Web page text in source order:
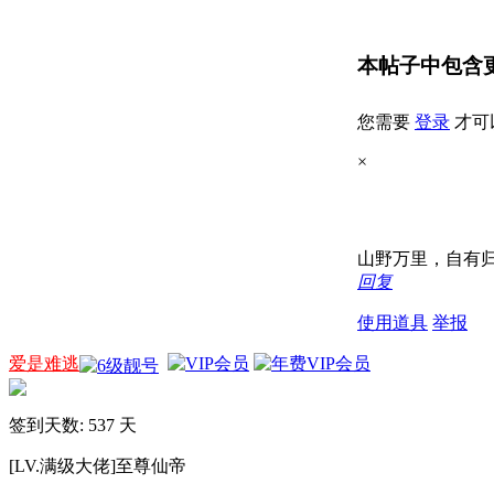
本帖子中包含
您需要 登录 才
×
山野万里，自有
回复
使用道具 举报
爱是难逃
签到天数: 537 天
[LV.满级大佬]至尊仙帝